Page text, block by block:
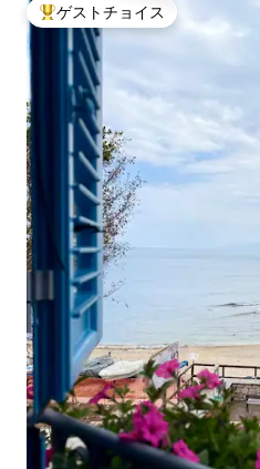
大好評のゲストチョイスです。
ゲストチョイス